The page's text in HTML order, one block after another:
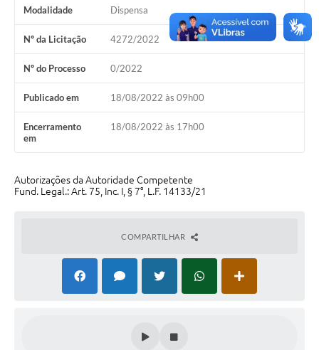
Ouvidoria
Serviços Online
Notícias
Carta de Serviços
Modalidade Dispensa
Nº da Licitação 4272/2022
Nº do Processo 0/2022
Publicado em 18/08/2022 às 09h00
Encerramento
em
18/08/2022 às 17h00
Autorizações da Autoridade Competente
Fund. Legal.: Art. 75, Inc. I, § 7°, L.F. 14133/21
COMPARTILHAR